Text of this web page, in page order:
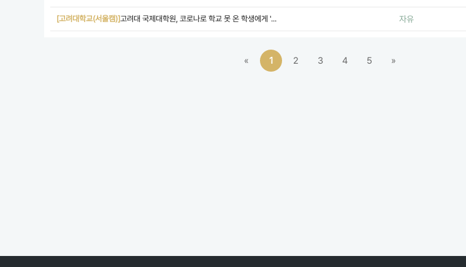
[고려대학교(서울캠)]고려대 국제대학원, 코로나로 학교 못 온 학생에게 '... 자유
« 1 2 3 4 5 »